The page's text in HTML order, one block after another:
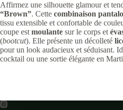
Affirmez une silhouette glamour et
“Brown”. Cette combinaison
tissu extensible et confortable de
coupe est moulante sur le corps et
(bootcut). Elle présente un décolleté
pour un look audacieux et séduisant.
cocktail ou une sortie élégante en